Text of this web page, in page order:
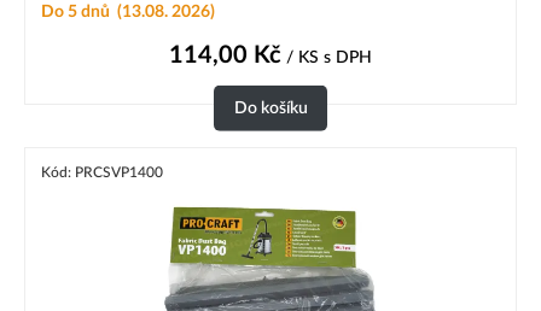
Do 5 dnů (13.08. 2026)
114,00 Kč / KS s DPH
Do košíku
Kód: PRCSVP1400